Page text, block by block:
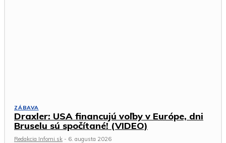
ZÁBAVA
Draxler: USA financujú voľby v Európe, dni
Bruselu sú spočítané! (VIDEO)
Redakcia Infomi.sk - 6. augusta 2026